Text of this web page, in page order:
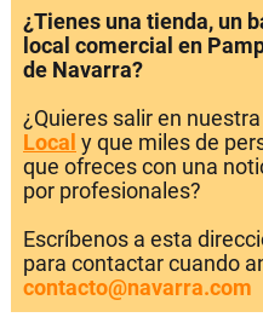
¿Tienes una tienda, un
local comercial en
de Navarra?
¿Quieres salir en
Local y que miles de
que ofreces con una
por profesionales?
Escríbenos a esta
para contactar cuando
contacto@navarra.com